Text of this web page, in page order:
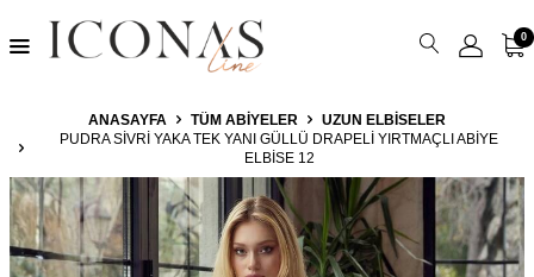
0
ANASAYFA TÜM ABIYELER
UZUN ELBISELER
PUDRA SIVRI YAKA TEK YANI GÜLLÜ DRAPELI YIRTMAÇLI ABIYE
ELBISE 12